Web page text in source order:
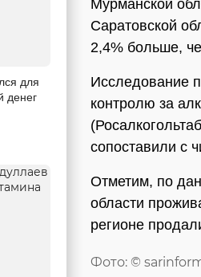
для
денег
Мурманской
Саратовской
2,4% больше,
Исследование
контролю за
сопоставили с
Отметим, по
области
регионе
Фото: ©